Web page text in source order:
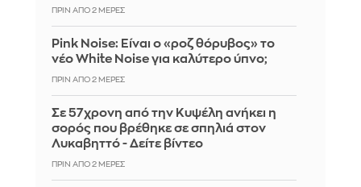
ΠΡΙΝ ΑΠΌ 2 ΜΈΡΕΣ
Pink Noise: Είναι ο «ροζ θόρυβος» το
νέο White Noise για καλύτερο ύπνο;
ΠΡΙΝ ΑΠΌ 2 ΜΈΡΕΣ
Σε 57χρονη από την Κυψέλη ανήκει η
σορός που βρέθηκε σε σπηλιά στον
Λυκαβηττό - Δείτε βίντεο
ΠΡΙΝ ΑΠΌ 2 ΜΈΡΕΣ